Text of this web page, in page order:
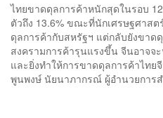
ไทยขาดดุลการค้าหนักสุดในรอบ
ตัวถึง 13.6% ขณะที่นักเศรษฐศาสต
ดุลการค้ากับสหรัฐฯ แต่กลับยังขา
สงครามการค้ารุนแรงขึ้น จีนอาจ
และยิ่งทำให้การขาดดุลการค้าไ
พูนพงษ์ นัยนาภากรณ์ ผู้อำนวยการ